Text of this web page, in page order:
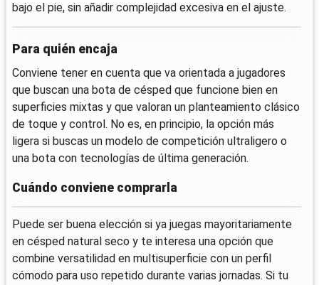
bajo el pie, sin añadir complejidad excesiva en el ajuste.
Para quién encaja
Conviene tener en cuenta que va orientada a jugadores
que buscan una bota de césped que funcione bien en
superficies mixtas y que valoran un planteamiento clásico
de toque y control. No es, en principio, la opción más
ligera si buscas un modelo de competición ultraligero o
una bota con tecnologías de última generación.
Cuándo conviene comprarla
Puede ser buena elección si ya juegas mayoritariamente
en césped natural seco y te interesa una opción que
combine versatilidad en multisuperficie con un perfil
cómodo para uso repetido durante varias jornadas. Si tu